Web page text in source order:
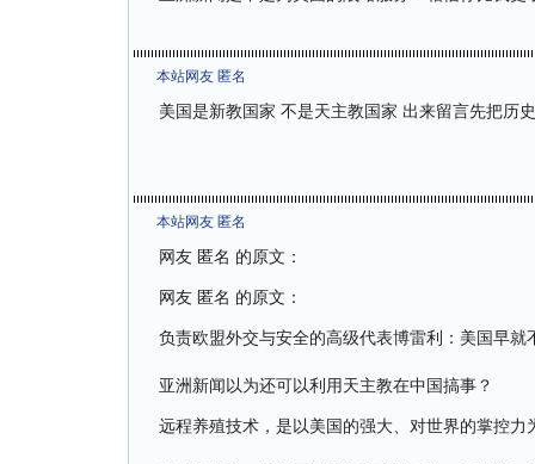
本站网友 匿名
美国是新教国家 不是天主教国家 出来留言先把历
本站网友 匿名
网友 匿名 的原文：
网友 匿名 的原文：
负责欧盟外交与安全的高级代表博雷利：美国早就
亚洲新闻以为还可以利用天主教在中国搞事？
远程养殖技术，是以美国的强大、对世界的掌控力